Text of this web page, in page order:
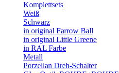
Komplettsets
Weiß
Schwarz
in original Farrow Ball
in original Little Greene
in RAL Farbe
Metall
Porzellan Dreh-Schalter